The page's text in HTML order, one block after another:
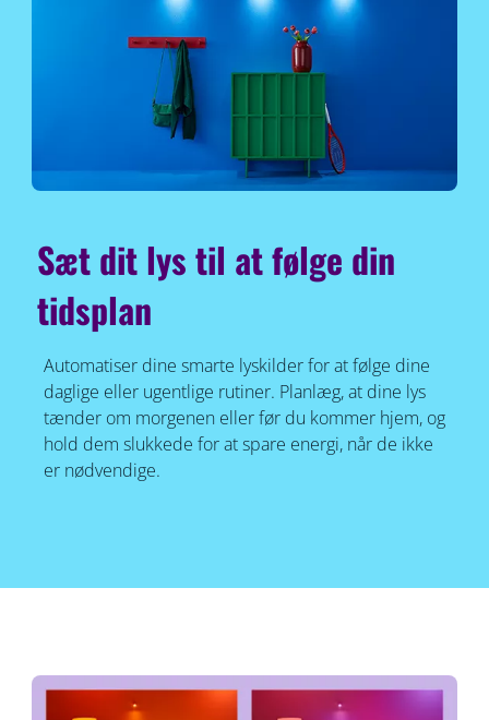
Sæt dit lys til at følge din
tidsplan
Automatiser dine smarte lyskilder for at følge dine
daglige eller ugentlige rutiner. Planlæg, at dine lys
tænder om morgenen eller før du kommer hjem, og
hold dem slukkede for at spare energi, når de ikke
er nødvendige.